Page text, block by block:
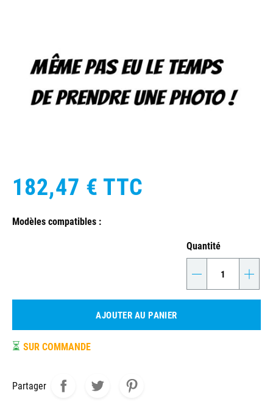
182,47 € TTC
Modèles compatibles :
Quantité
- +
AJOUTER AU PANIER
⏳ SUR COMMANDE
Partager